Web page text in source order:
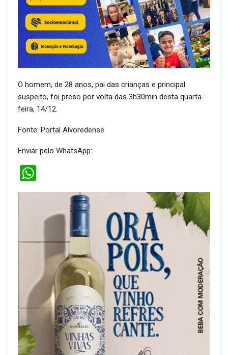
O homem, de 28 anos, pai das crianças e principal
suspeito, foi preso por volta das 3h30min desta quarta-
feira, 14/12.
Fonte: Portal Alvoredense
Enviar pelo WhatsApp: